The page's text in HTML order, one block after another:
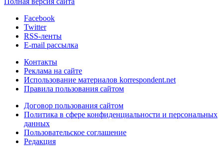
Facebook
Twitter
RSS-ленты
E-mail рассылка
Контакты
Реклама на сайте
Использование материалов korrespondent.net
Правила пользования сайтом
Договор пользования сайтом
Политика в сфере конфиденциальности и персональных
данных
Пользовательское соглашение
Редакция